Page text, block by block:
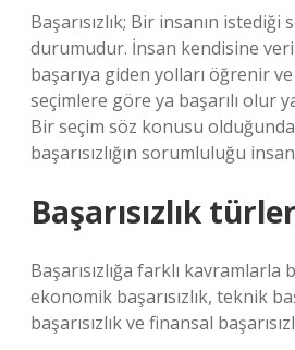
Başarısızlık; Bir insanın istediği
durumudur. İnsan kendisine
başarıya giden yolları öğrenir ve
seçimlere göre ya başarılı olur
Bir seçim söz konusu
başarısızlığın sorumluluğu
Başarısızlık
Başarısızlığa farklı
ekonomik başarısızlık, teknik
başarısızlık ve finansal